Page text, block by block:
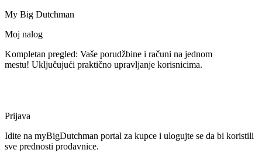
My Big Dutchman
Moj nalog
Kompletan pregled: Vaše porudžbine i računi na jednom
mestu! Uključujući praktično upravljanje korisnicima.
Prijava
Idite na myBigDutchman portal za kupce i ulogujte se da bi koristili
sve prednosti prodavnice.